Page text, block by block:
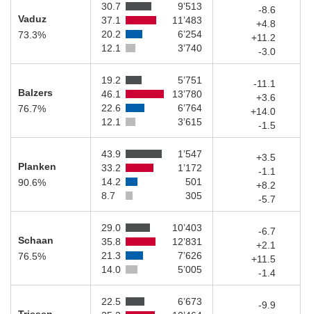
Vaduz
73.3%
30.7
9’513
37.1
11’483
20.2
6’254
12.1
3’740
-8.6
+4.8
+11.2
-3.0
Balzers
76.7%
19.2
5’751
46.1
13’780
22.6
6’764
12.1
3’615
-11.1
+3.6
+14.0
-1.5
Planken
90.6%
43.9
1’547
33.2
1’172
14.2
501
8.7
305
+3.5
-1.1
+8.2
-5.7
Schaan
76.5%
29.0
10’403
35.8
12’831
21.3
7’626
14.0
5’005
-6.7
+2.1
+11.5
-1.4
22.5
6’673
-9.9